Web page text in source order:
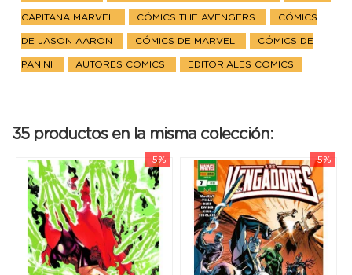
CAPITANA MARVEL CÓMICS THE AVENGERS CÓMICS
DE JASON AARON CÓMICS DE MARVEL CÓMICS DE
PANINI AUTORES COMICS EDITORIALES COMICS
35 productos en la misma colección:
-5% -5%